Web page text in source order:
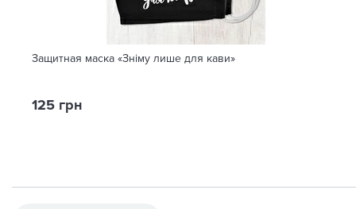
Защитная маска «Зніму лише для кави»
125 грн